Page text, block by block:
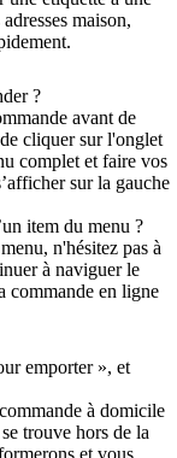
maison,
?
avant de
cliquer sur l'onglet
complet et faire vos
sur la gauche
item du menu ?
n'hésitez pas à
à naviguer le
commande en ligne
emporter », et
à domicile
trouve hors de la
et vous